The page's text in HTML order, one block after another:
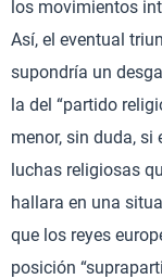
los movimientos
Así, el eventual
supondría un
la del “partido
menor, sin duda,
luchas religiosas
hallara en una
que los reyes
posición